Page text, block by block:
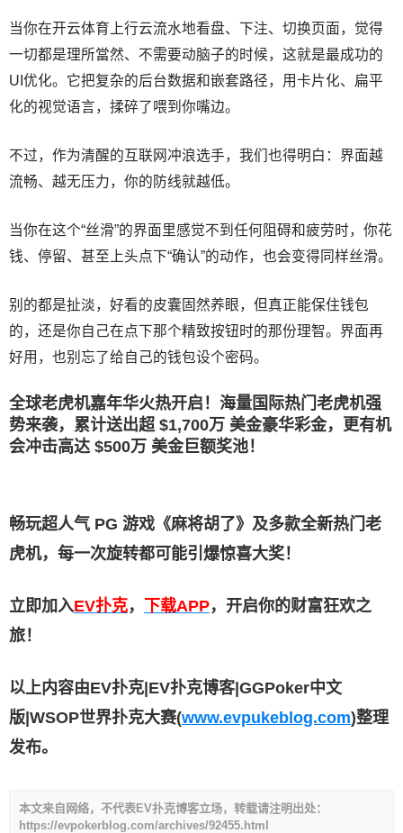
当你在开云体育上行云流水地看盘、下注、切换页面，觉得
一切都是理所當然、不需要动脑子的时候，这就是最成功的
UI优化。它把复杂的后台数据和嵌套路径，用卡片化、扁平
化的视觉语言，揉碎了喂到你嘴边。
不过，作为清醒的互联网冲浪选手，我们也得明白：界面越
流畅、越无压力，你的防线就越低。
当你在这个“丝滑”的界面里感觉不到任何阻碍和疲劳时，你花
钱、停留、甚至上头点下“确认”的动作，也会变得同样丝滑。
别的都是扯淡，好看的皮囊固然养眼，但真正能保住钱包
的，还是你自己在点下那个精致按钮时的那份理智。界面再
好用，也别忘了给自己的钱包设个密码。
全球老虎机嘉年华火热开启！海量国际热门老虎机强
势来袭，累计送出超 $1,700万 美金豪华彩金，更有机
会冲击高达 $500万 美金巨额奖池！
畅玩超人气 PG 游戏《麻将胡了》及多款全新热门老
虎机，每一次旋转都可能引爆惊喜大奖！
立即加入EV扑克， 下载APP，开启你的财富狂欢之
旅！
以上内容由EV扑克|EV扑克博客|GGPoker中文
版|WSOP世界扑克大赛(www.evpukeblog.com)整理
发布。
本文来自网络，不代表EV扑克博客立场，转载请注明出处：
https://evpokerblog.com/archives/92455.html